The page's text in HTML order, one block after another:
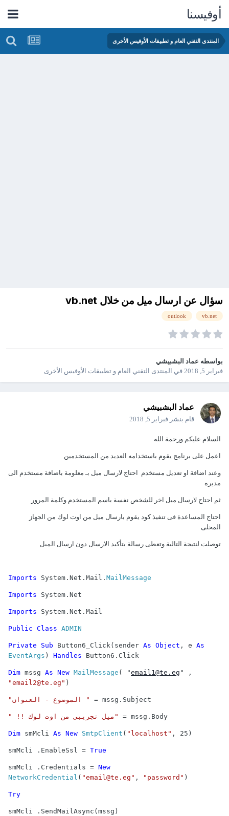
أوفيسنا
المنتدى التقني العام و تطبيقات الأوفيس الأخرى
سؤال عن ارسال ميل من خلال vb.net
vb.net
outlook
بواسطه عماد البشبيشي
فبراير 5, 2018
في المنتدى التقني العام و تطبيقات الأوفيس الأخرى
عماد البشبيشي
قام بنشر فبراير 5, 2018
السلام عليكم ورحمة الله
اعمل على برنامج يقوم باستخدامه العديد من المستخدمين
وعند اضافة او تعديل مستخدم احتاج لارسال ميل بـ معلومة باضافة مستخدم الى
مديره
ثم احتاج لارسال ميل اخر للشخص نفسة باسم المستخدم وكلمة المرور
احتاج المساعدة فى تنفيذ كود يقوم بارسال ميل من اوت لوك من الجهاز
المحلى
توصلت لنتيجة التالية وتعطى رسالة بتأكيد الارسال دون ارسال الميل
Imports System.Net.Mail.MailMessage
Imports System.Net
Imports System.Net.Mail
Public Class ADMIN
Private Sub Button6_Click(senderAs Object, eAs
EventArgs)Handles Button6.Click
Dim mssgAs New MailMessage( "email1@te.eg" ,
"email2@te.eg")
mssg.Subject = " الموضوع - العنوان"
mssg.Body = "ميل تجريبى من اوت لوك !! "
Dim smMcliAs New SmtpClient("localhost", 25)
smMcli.EnableSsl =True
smMcli.Credentials =New
NetworkCredential("email@te.eg","password")
Try
smMcli.SendMailAsync(mssg)